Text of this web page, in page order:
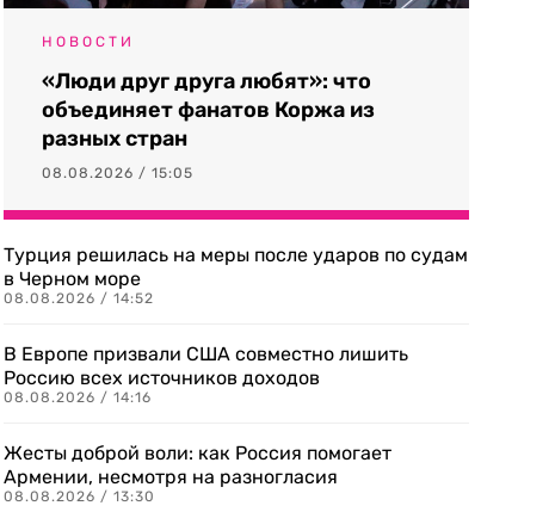
НОВОСТИ
«Люди друг друга любят»: что
объединяет фанатов Коржа из
разных стран
08.08.2026 / 15:05
Турция решилась на меры после ударов по судам
в Черном море
08.08.2026 / 14:52
В Европе призвали США совместно лишить
Россию всех источников доходов
08.08.2026 / 14:16
Жесты доброй воли: как Россия помогает
Армении, несмотря на разногласия
08.08.2026 / 13:30